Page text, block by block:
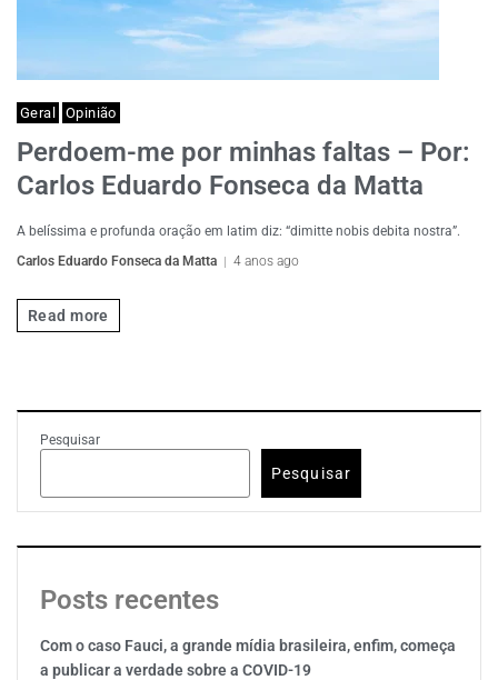
Geral Opinião
Perdoem-me por minhas faltas – Por:
Carlos Eduardo Fonseca da Matta
A belíssima e profunda oração em latim diz: “dimitte nobis debita nostra”.
Carlos Eduardo Fonseca da Matta
4 anos ago
Read more
Pesquisar
Pesquisar
Posts recentes
Com o caso Fauci, a grande mídia brasileira, enfim, começa
a publicar a verdade sobre a COVID-19